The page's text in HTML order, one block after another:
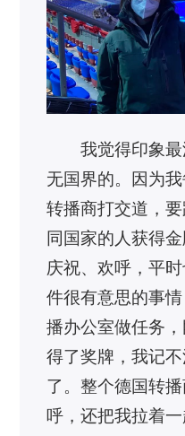
我觉得印象
无国界的。因为
转播商打交道，
同国家的人获得
庆祝、欢呼，平
件很有意思的事
播办公室做任务
得了奖牌，我记
了。整个德国转
呼，还把我拉着